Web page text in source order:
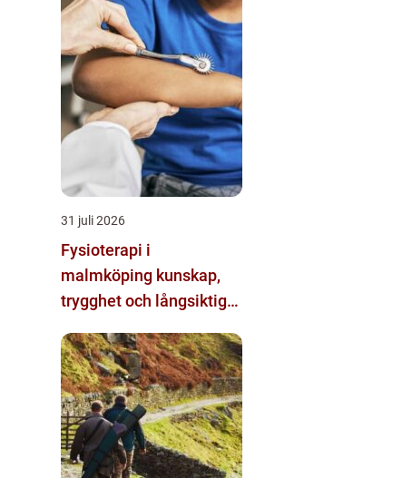
31 juli 2026
Fysioterapi i
malmköping kunskap,
trygghet och långsiktig